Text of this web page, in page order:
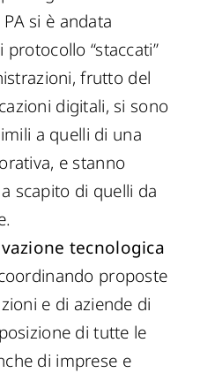
si è andata
“staccati”
frutto del
digitali, si sono
a quelli di una
e stanno
scapito di quelli da
tecnologica
proposte
e di aziende di
di tutte le
di imprese e